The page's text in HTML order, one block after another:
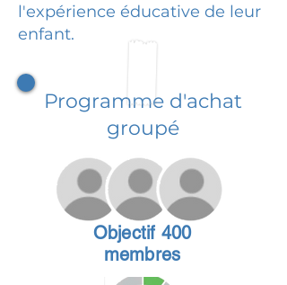
l'expérience éducative de leur
enfant.
Programme d'achat
groupé
Objectif 400
membres